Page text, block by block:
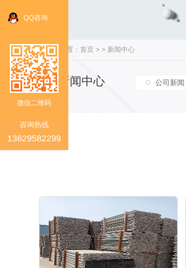
当前位置： 首页 > > 新闻中心
新闻中心 公司新闻
QQ咨询
微信二维码
咨询热线
13629582299